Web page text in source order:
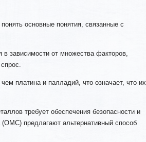
основные понятия, связанные с
зависимости от множества факторов,
платина и палладий, что означает, что их
требует обеспечения безопасности и
предлагают альтернативный способ